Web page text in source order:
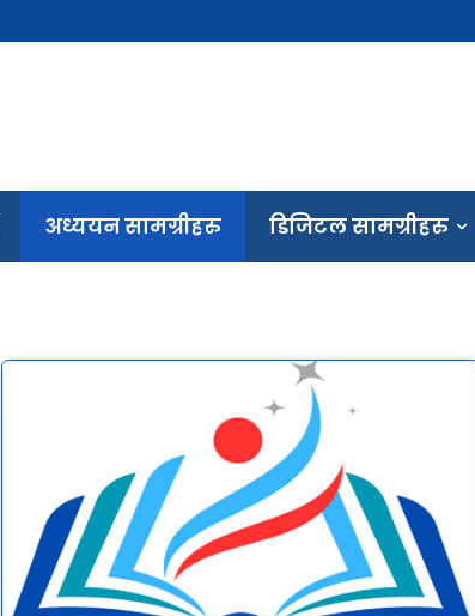
अध्ययन सामग्रीहरु डिजिटल सामग्रीहरु